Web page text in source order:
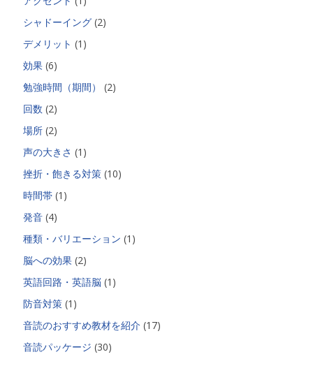
シャドーイング (2)
デメリット (1)
効果 (6)
勉強時間（期間）
(2)
回数 (2)
場所 (2)
声の大きさ (1)
挫折・飽きる対策 (10)
時間帯 (1)
発音 (4)
種類・バリエーション (1)
脳への効果 (2)
英語回路・英語脳 (1)
防音対策 (1)
音読のおすすめ教材を紹介 (17)
音読パッケージ (30)